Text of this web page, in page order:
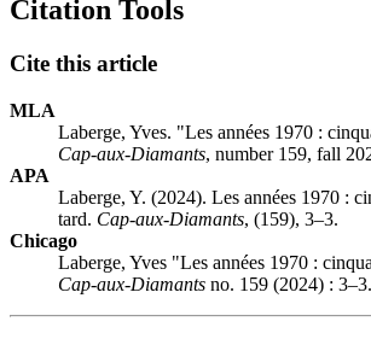
Citation Tools
Cite this article
MLA
Laberge, Yves. "Les années 1970 :
Cap-aux-Diamants, number 159, fall
APA
Laberge, Y. (2024). Les années 1970 :
tard. Cap-aux-Diamants, (159), 3–3.
Chicago
Laberge, Yves "Les années 1970 :
Cap-aux-Diamants no. 159 (2024) : 3–3.